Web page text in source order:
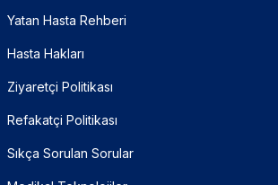
Yatan Hasta Rehberi
Hasta Hakları
Ziyaretçi Politikası
Refakatçi Politikası
Sıkça Sorulan Sorular